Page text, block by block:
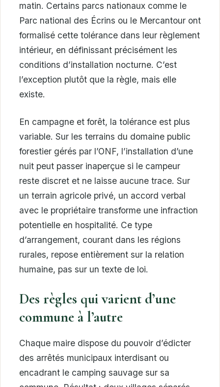
matin. Certains parcs nationaux comme le
Parc national des Écrins ou le Mercantour ont
formalisé cette tolérance dans leur règlement
intérieur, en définissant précisément les
conditions d’installation nocturne. C’est
l’exception plutôt que la règle, mais elle
existe.
En campagne et forêt, la tolérance est plus
variable. Sur les terrains du domaine public
forestier gérés par l’ONF, l’installation d’une
nuit peut passer inaperçue si le campeur
reste discret et ne laisse aucune trace. Sur
un terrain agricole privé, un accord verbal
avec le propriétaire transforme une infraction
potentielle en hospitalité. Ce type
d’arrangement, courant dans les régions
rurales, repose entièrement sur la relation
humaine, pas sur un texte de loi.
Des règles qui varient d’une
commune à l’autre
Chaque maire dispose du pouvoir d’édicter
des arrêtés municipaux interdisant ou
encadrant le camping sauvage sur sa